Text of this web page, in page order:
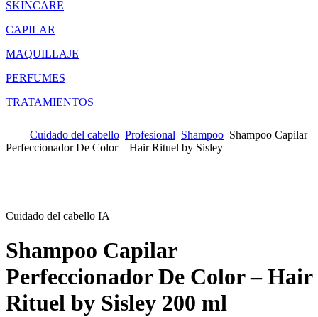
SKINCARE
CAPILAR
MAQUILLAJE
PERFUMES
TRATAMIENTOS
Cuidado del cabello Profesional Shampoo Shampoo Capilar
Perfeccionador De Color – Hair Rituel by Sisley
Cuidado del cabello IA
Shampoo Capilar
Perfeccionador De Color – Hair
Rituel by Sisley 200 ml